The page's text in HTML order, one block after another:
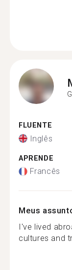
FLUENTE
Inglês
APRENDE
Francês
Meus
I've lived
cultures and